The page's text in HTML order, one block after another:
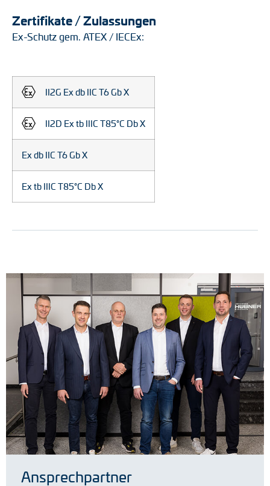
Zertifikate / Zulassungen
Ex-Schutz gem. ATEX / IECEx:
II2G Ex db IIC T6 Gb X
II2D Ex tb IIIC T85°C Db X
Ex db IIC T6 Gb X
Ex tb IIIC T85°C Db X
Ansprechpartner